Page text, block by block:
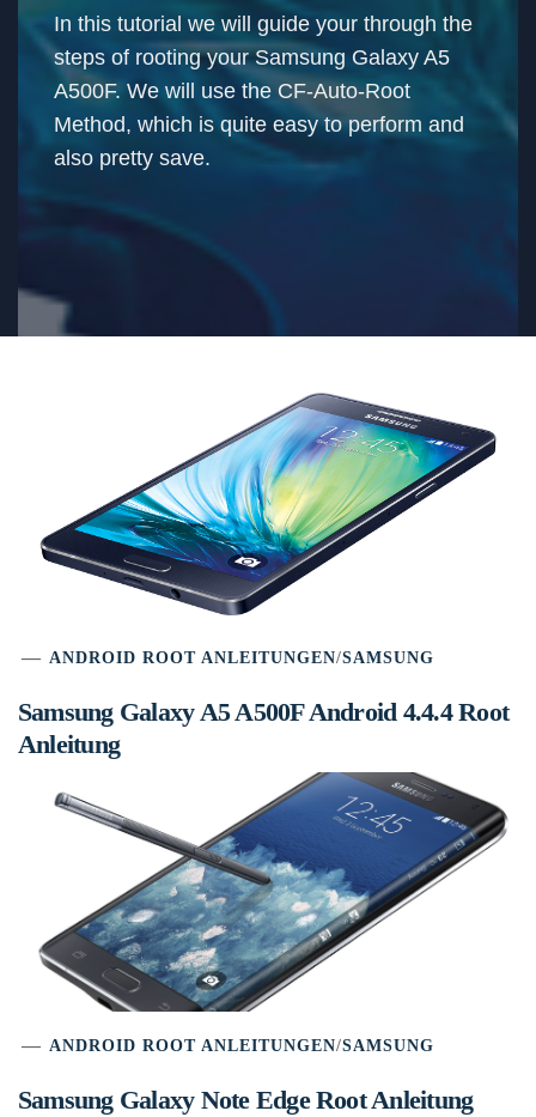
In this tutorial we will guide your through the
steps of rooting your Samsung Galaxy A5
A500F. We will use the CF-Auto-Root
Method, which is quite easy to perform and
also pretty save.
ANDROID ROOT ANLEITUNGEN/SAMSUNG
Samsung Galaxy A5 A500F Android 4.4.4 Root
Anleitung
ANDROID ROOT ANLEITUNGEN/SAMSUNG
Samsung Galaxy Note Edge Root Anleitung